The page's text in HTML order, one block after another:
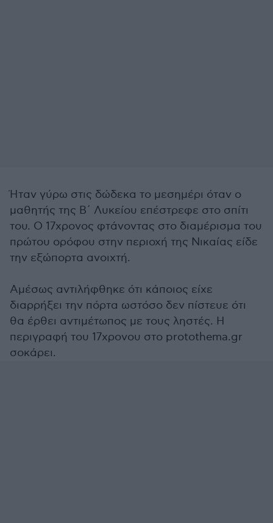
Ήταν γύρω στις δώδεκα το μεσημέρι όταν ο
μαθητής της Β´ Λυκείου επέστρεφε στο σπίτι
του. Ο 17χρονος φτάνοντας στο διαμέρισμα του
πρώτου ορόφου στην περιοχή της Νικαίας είδε
την εξώπορτα ανοιχτή.
Αμέσως αντιλήφθηκε ότι κάποιος είχε
διαρρήξει την πόρτα ωστόσο δεν πίστευε ότι
θα έρθει αντιμέτωπος με τους ληστές. Η
περιγραφή του 17χρονου στο protothema.gr
σοκάρει.